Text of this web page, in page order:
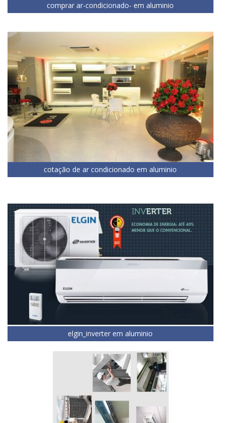
comprar ar-condicionado- em aluminio
cotação de ar condicionado em aluminio
elgin_inverter em aluminio